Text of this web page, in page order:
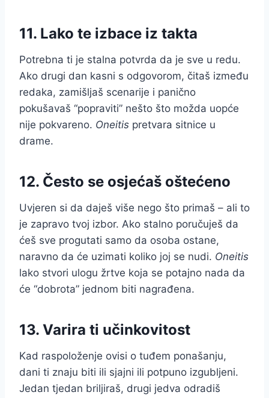
11. Lako te izbace iz takta
Potrebna ti je stalna potvrda da je sve u redu.
Ako drugi dan kasni s odgovorom, čitaš između
redaka, zamišljaš scenarije i panično
pokušavaš “popraviti” nešto što možda uopće
nije pokvareno. Oneitis pretvara sitnice u
drame.
12. Često se osjećaš oštećeno
Uvjeren si da daješ više nego što primaš – ali to
je zapravo tvoj izbor. Ako stalno poručuješ da
ćeš sve progutati samo da osoba ostane,
naravno da će uzimati koliko joj se nudi. Oneitis
lako stvori ulogu žrtve koja se potajno nada da
će “dobrota” jednom biti nagrađena.
13. Varira ti učinkovitost
Kad raspoloženje ovisi o tuđem ponašanju,
dani ti znaju biti ili sjajni ili potpuno izgubljeni.
Jedan tjedan briljiraš, drugi jedva odradiš